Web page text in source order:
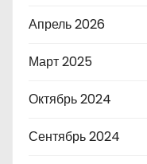
Апрель 2026
Март 2025
Октябрь 2024
Сентябрь 2024